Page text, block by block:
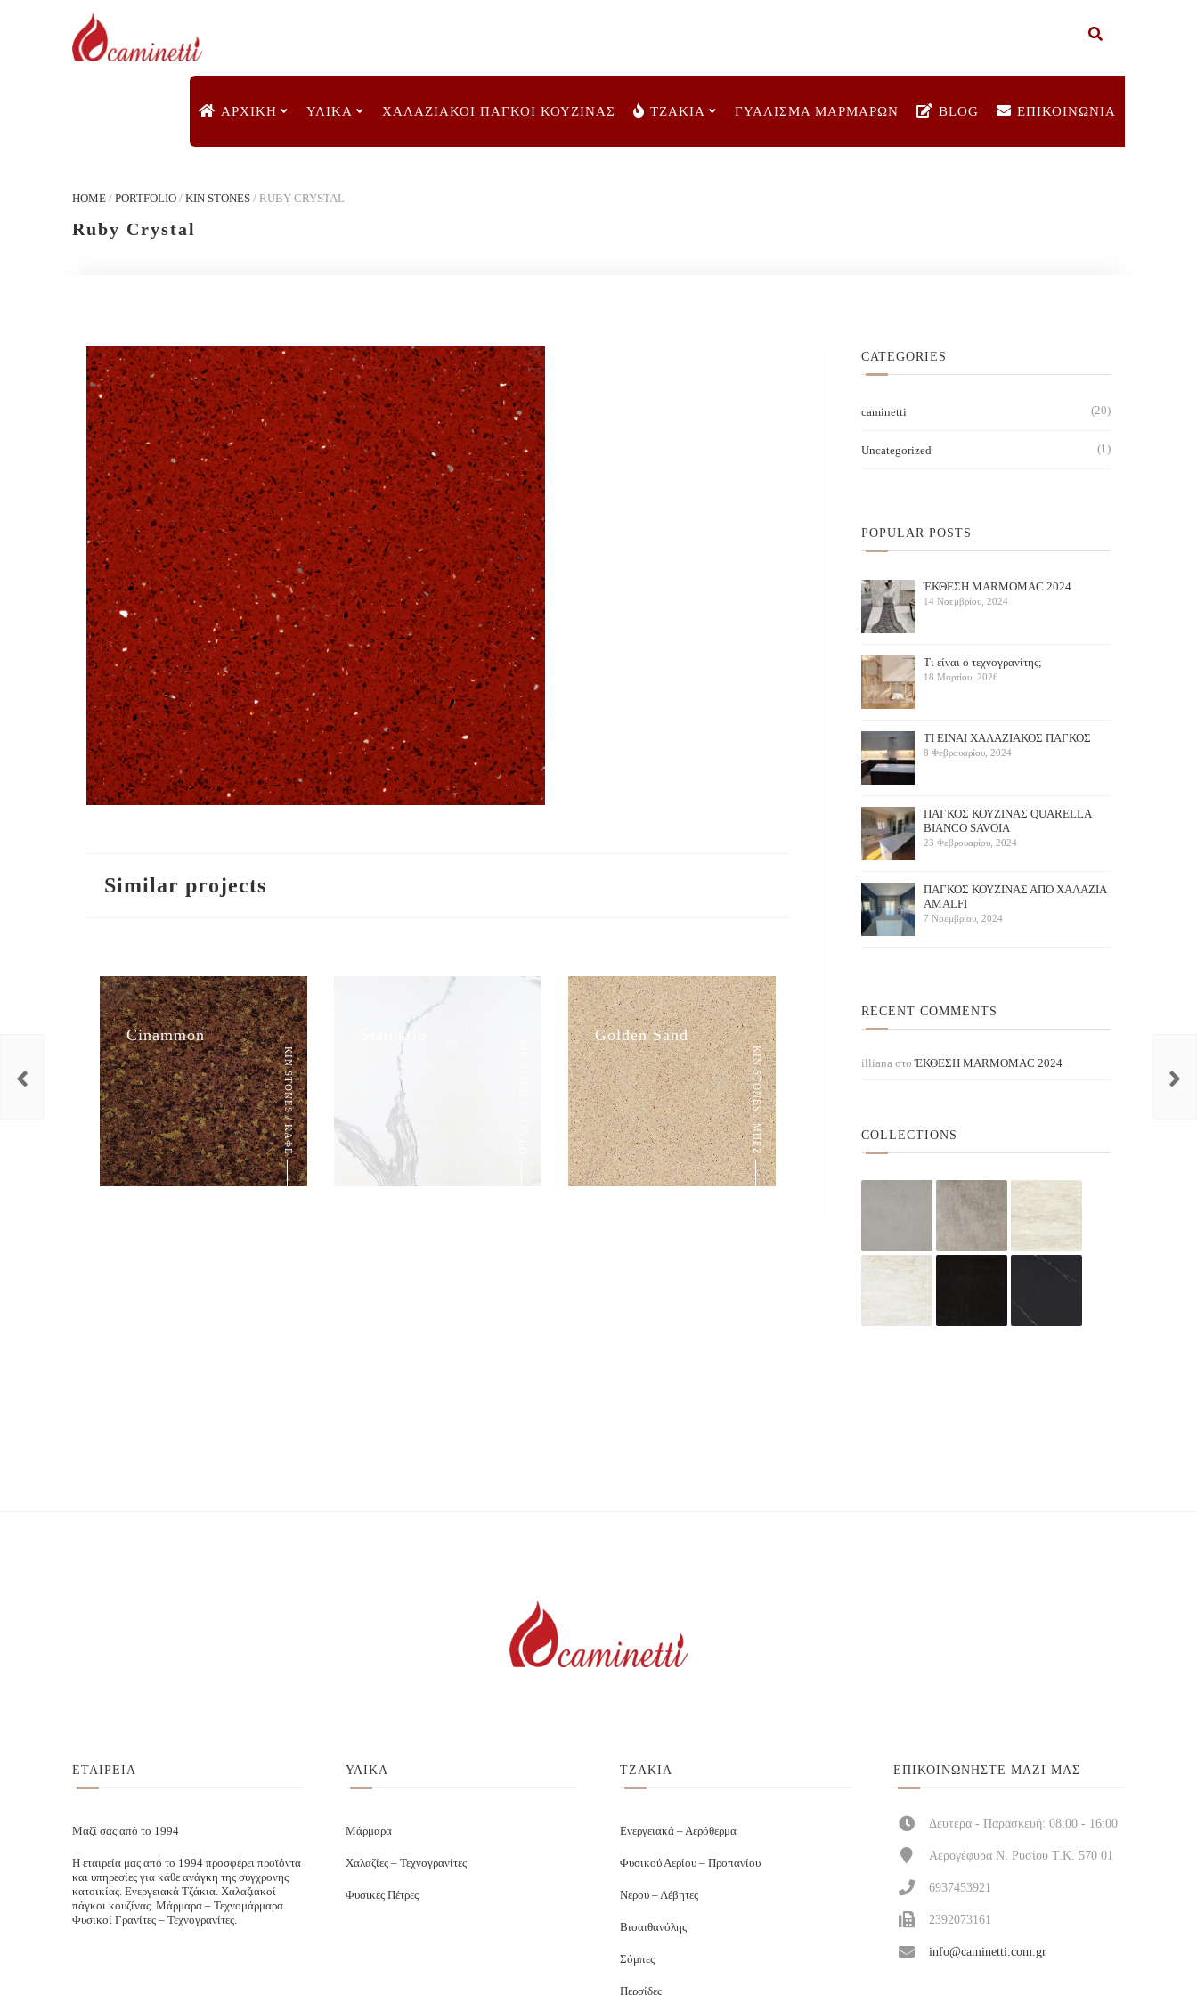
ΑΡΧΙΚΉ ΥΛΙΚΑ ΧΑΛΑΖΙΑΚΟΙ ΠΑΓΚΟΙ ΚΟΥΖΙΝΑΣ ΤΖΑΚΙΑ ΓΥΑΛΙΣΜΑ ΜΑΡΜΑΡΩΝ BLOG ΕΠΙΚΟΙΝΩΝΙΑ
HOME / PORTFOLIO / KIN STONES / RUBY CRYSTAL
Ruby Crystal
Similar projects
Cinammon
KIN STONES / ΚΑΦΕ
Statuario Golden Sand
KIN STONES / ΜΠΕΖ
Vanila white
KIN STONES / ΜΠΕΖ
Azzuro
CATEGORIES
caminetti (20)
Uncategorized (1)
POPULAR POSTS
ΈΚΘΕΣΗ ΜARMOMAC 2024
14 Νοεμβρίου, 2024
Τι είναι ο τεχνογρανίτης;
18 Μαρτίου, 2026
ΤΙ ΕΙΝΑΙ ΧΑΛΑΖΙΑΚΟΣ ΠΑΓΚΟΣ
8 Φεβρουαρίου, 2024
ΠΑΓΚΟΣ ΚΟΥΖΙΝΑΣ QUARELLA
BIANCO SAVOIA
23 Φεβρουαρίου, 2024
ΠAΓΚΟΣ ΚΟΥΖΙΝΑΣ ΑΠΟ ΧΑΛΑΖΙΑ
AMALFI
7 Νοεμβρίου, 2024
RECENT COMMENTS
illiana στοΈΚΘΕΣΗ ΜARMOMAC 2024
COLLECTIONS
ΕΤΑΙΡΕΙΑ
Μαζί σας από το 1994
Η εταιρεία μας από το 1994 προσφέρει προϊόντα
και υπηρεσίες για κάθε ανάγκη της σύγχρονης
κατοικίας. Ενεργειακά Τζάκια. Χαλαζιακοί
πάγκοι κουζίνας. Μάρμαρα – Τεχνομάρμαρα.
Φυσικοί Γρανίτες – Τεχνογρανίτες.
ΥΛΙΚΑ
Μάρμαρα
Χαλαζίες – Τεχνογρανίτες
Φυσικές Πέτρες
ΤΖΑΚΙΑ
Ενεργειακά – Αερόθερμα
Φυσικού Αερίου – Προπανίου
Νερού – Λέβητες
Βιοαιθανόλης
Σόμπες
Περσίδες
ΕΠΙΚΟΙΝΩΝΉΣΤΕ ΜΑΖΊ ΜΑΣ
Δευτέρα - Παρασκευή: 08:00 - 16:00
Αερογέφυρα Ν. Ρυσίου Τ.Κ. 570 01
6937453921
2392073161
info@caminetti.com.gr